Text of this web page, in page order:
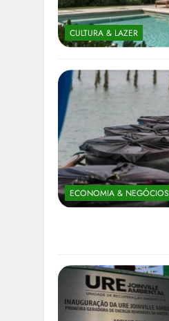
CULTURA & LAZER
ECONOMIA & NEGÓCIOS